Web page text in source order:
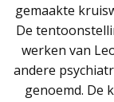
gemaakte
De
werken van
andere
genoemd. De